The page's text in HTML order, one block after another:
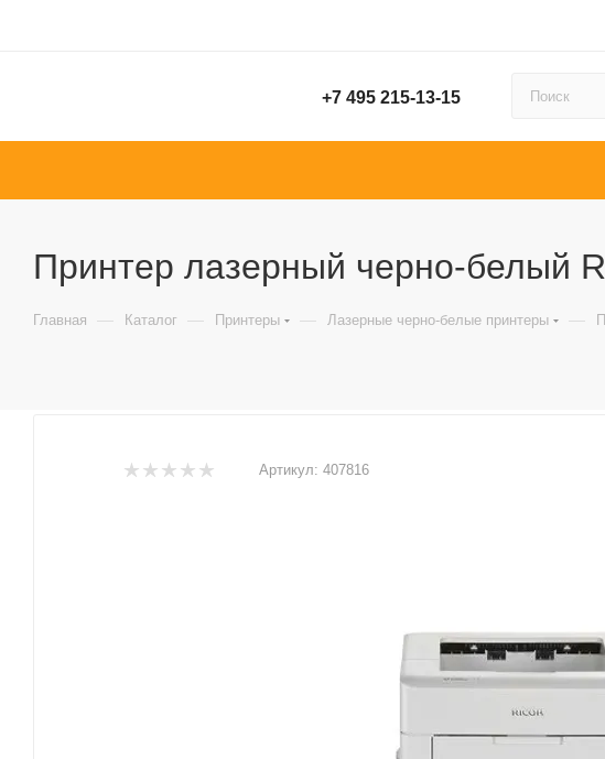
+7 495 215-13-15
Принтер лазерный черно-белый
Главная — Каталог — Принтеры — Лазерные черно-белые принтеры —
Артикул: 407816